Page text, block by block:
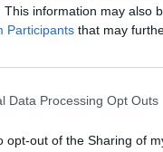
This information may also
Participants that may
Data Processing Opt Outs
opt-out of the Sharing of
fényében.
végi 1,4%-ról mára
technikai recessziót